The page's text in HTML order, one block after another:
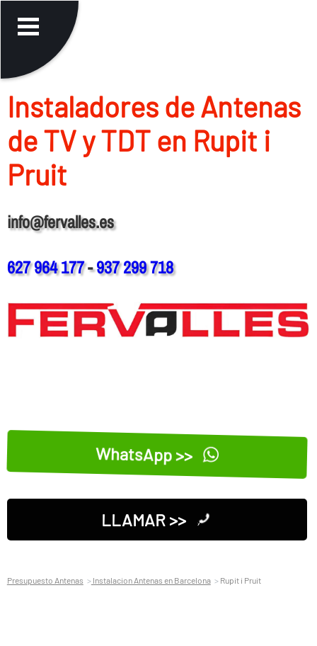
Instaladores de Antenas
de TV y TDT en Rupit i
Pruit
info@fervalles.es
627 964 177-937 299 718
WhatsApp >>
LLAMAR >>
Presupuesto Antenas Instalacion Antenas en Barcelona Rupit i Pruit